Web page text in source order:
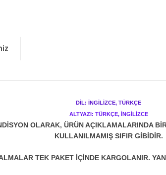
DİL: İNGİLİZCE, TÜRKÇE
ALTYAZI: TÜRKÇE, İNGİLİZCE
OLARAK, ÜRÜN AÇIKLAMALARINDA
KULLANILMAMIŞ SIFIR GİBİDİR.
TEK PAKET İÇİNDE KARGOLANIR.